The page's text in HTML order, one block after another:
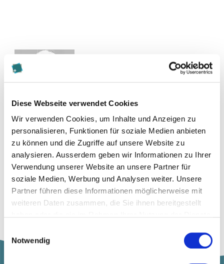
Diese Webseite verwendet Cookies
Wir verwenden Cookies, um Inhalte und Anzeigen zu
personalisieren, Funktionen für soziale Medien anbieten
zu können und die Zugriffe auf unsere Website zu
analysieren. Ausserdem geben wir Informationen zu Ihrer
Verwendung unserer Website an unsere Partner für
soziale Medien, Werbung und Analysen weiter. Unsere
Partner führen diese Informationen möglicherweise mit
weiteren Daten zusammen, die Sie ihnen bereitgestellt
Notwendig
Zur Merkliste hinzufügen
Themen, die der Person zugeordnet sind:
Banking